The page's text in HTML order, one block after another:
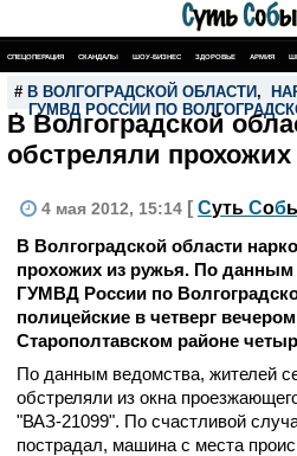
СПЕЦОПЕРАЦИЯ СКАНДАЛЫ ШОУ-БИЗНЕС ЗДОРОВЬЕ АРМИЯ
# В ВОЛГОГРАДСКОЙ ОБЛАСТИ ,
,
ГУМВД РОССИИ ПО
В Волгоградской
обстреляли
4 мая 2012, 15:14 [ Суть Соб
В Волгоградской области
прохожих из ружья. По
ГУМВД России по
полицейские в четверг
Старополтавском районе
По данным ведомства, жителей
обстреляли из окна
"ВАЗ-21099". По счастливой
пострадал, машина с места